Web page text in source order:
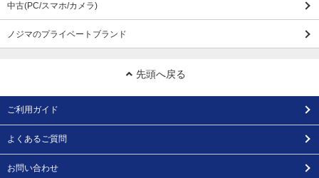
中古(PC/スマホ/カメラ)
ノジマのプライベートブランド
先頭へ戻る
ご利用ガイド
よくあるご質問
お問い合わせ